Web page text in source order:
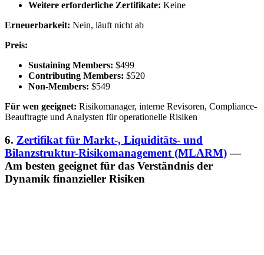
Weitere erforderliche Zertifikate: Keine
Erneuerbarkeit: Nein, läuft nicht ab
Preis:
Sustaining Members: $499
Contributing Members: $520
Non-Members: $549
Für wen geeignet: Risikomanager, interne Revisoren, Compliance-
Beauftragte und Analysten für operationelle Risiken
6. Zertifikat für Markt-, Liquiditäts- und
Bilanzstruktur-Risikomanagement (MLARM)—
Am besten geeignet für das Verständnis der
Dynamik finanzieller Risiken